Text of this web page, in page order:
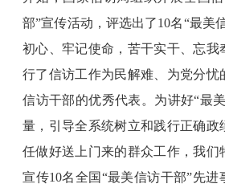
部”宣传活动，评选出了10名“最美
初心、牢记使命，苦干实干、忘我
行了信访工作为民解难、为党分忧
信访干部的优秀代表。为讲好“最
量，引导全系统树立和践行正确政
任做好送上门来的群众工作，我们
宣传10名全国“最美信访干部”先进